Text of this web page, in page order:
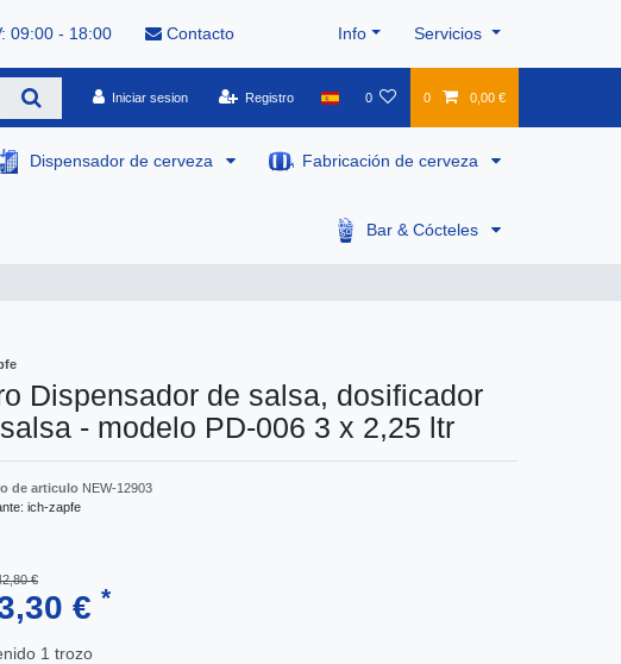
09:00 - 18:00 Contacto Info Servicios
Iniciar sesion Registro 0 0 0,00 €
Dispensador de cerveza Fabricación de cerveza
Bar & Cócteles
Dispensador de salsa, dosificador
- modelo PD-006 3 x 2,25 ltr
de articulo NEW-12903
ich-zapfe
€
€ *
1 trozo